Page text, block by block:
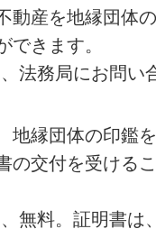
動産を地縁団体
できます。
法務局にお問い
地縁団体の印鑑
の交付を受ける
無料。証明書は